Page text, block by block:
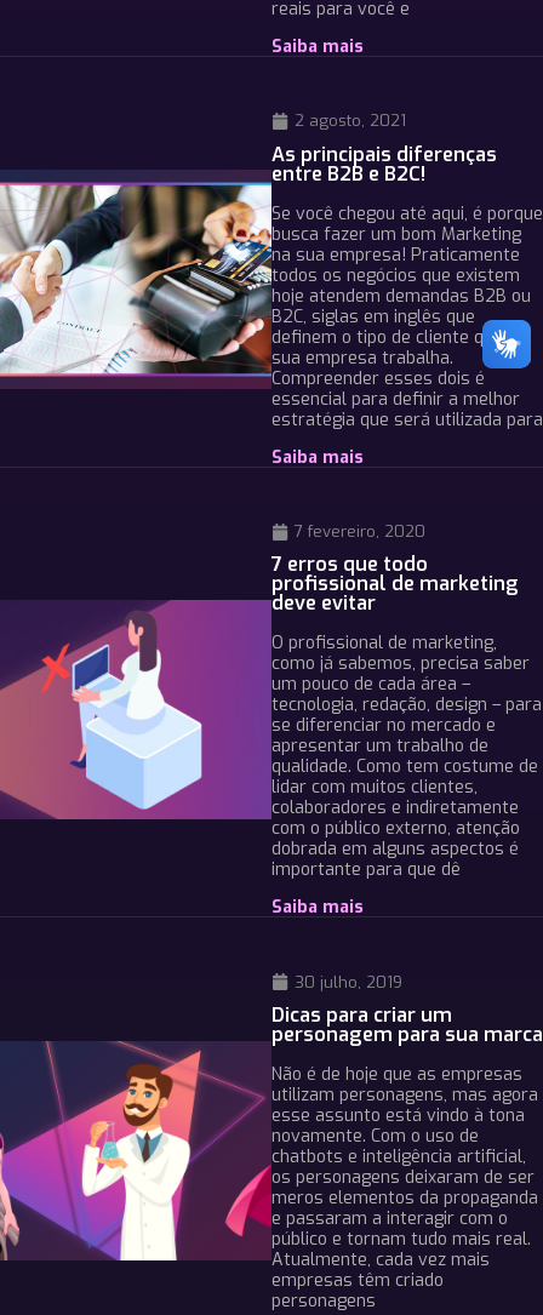
reais para você e
Saiba mais
2 agosto, 2021
As principais diferenças
entre B2B e B2C!
Se você chegou até aqui, é porque
busca fazer um bom Marketing
na sua empresa! Praticamente
todos os negócios que existem
hoje atendem demandas B2B ou
B2C, siglas em inglês que
definem o tipo de cliente que a
sua empresa trabalha.
Compreender esses dois é
essencial para definir a melhor
estratégia que será utilizada para
Saiba mais
7 fevereiro, 2020
7 erros que todo
profissional de marketing
deve evitar
O profissional de marketing,
como já sabemos, precisa saber
um pouco de cada área –
tecnologia, redação, design – para
se diferenciar no mercado e
apresentar um trabalho de
qualidade. Como tem costume de
lidar com muitos clientes,
colaboradores e indiretamente
com o público externo, atenção
dobrada em alguns aspectos é
importante para que dê
Saiba mais
30 julho, 2019
Dicas para criar um
personagem para sua marca
Não é de hoje que as empresas
utilizam personagens, mas agora
esse assunto está vindo à tona
novamente. Com o uso de
chatbots e inteligência artificial,
os personagens deixaram de ser
meros elementos da propaganda
e passaram a interagir com o
público e tornam tudo mais real.
Atualmente, cada vez mais
empresas têm criado
personagens